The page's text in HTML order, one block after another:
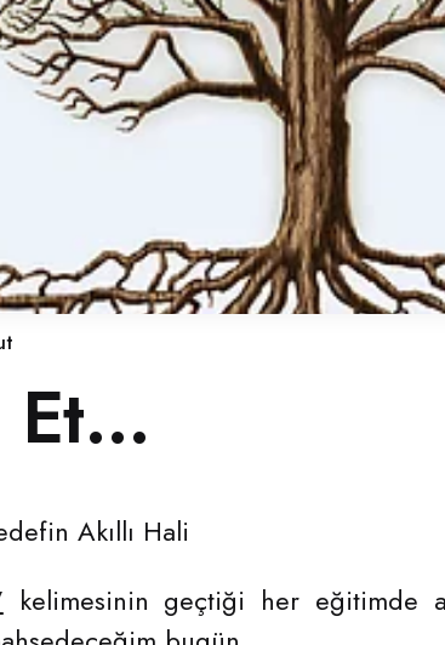
Et…
Akıllı Hali
kelimesinin geçtiği her eğitimde